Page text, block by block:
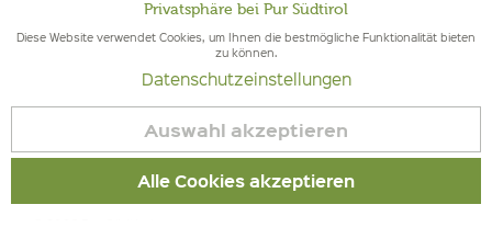
QUALITÄT AUS SÜDTIROL - SÜDTIROLER HERKUNFT & GEPRÜFTE
QUALITÄT
Aktiv
Inaktiv
Inaktiv
Privatsphäre bei Pur Südtirol
Diese Website verwendet Cookies, um Ihnen die bestmögliche Funktionalität bieten
zu können.
Datenschutzeinstellungen
Auswahl akzeptieren
Alle Cookies akzeptieren